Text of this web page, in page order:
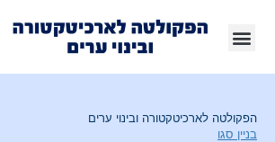
הפקולטה לארכיטקטורה ובינוי ערים
בניין סגו